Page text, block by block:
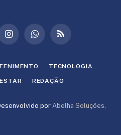
InstagramWhatsAppRSS
TECNOLOGIA
REDAÇÃO
por Abelha Soluções.